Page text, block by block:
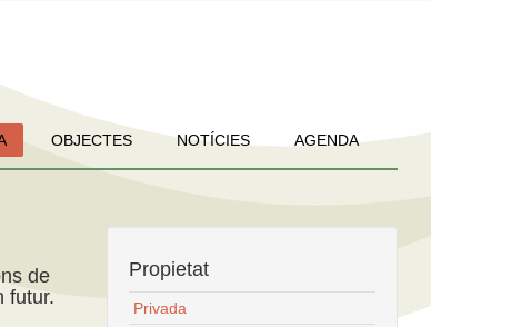
OBJECTES NOTÍCIES AGENDA
de
futur.
Propietat
Privada